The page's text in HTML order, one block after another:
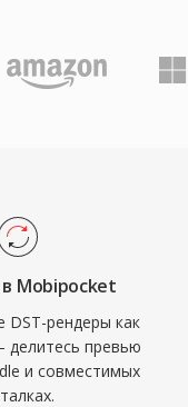
Mobipocket
DST-рендеры как
делитесь превью
и совместимых